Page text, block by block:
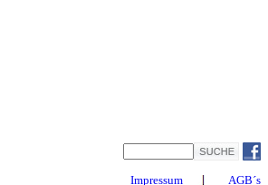
Impressum AGB´s